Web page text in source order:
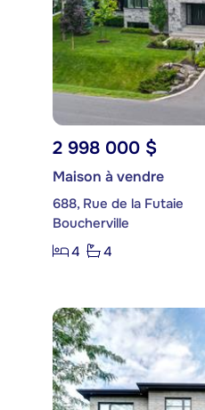
2 998 000 $
Maison à vendre
688, Rue de la Futaie
Boucherville
4
4